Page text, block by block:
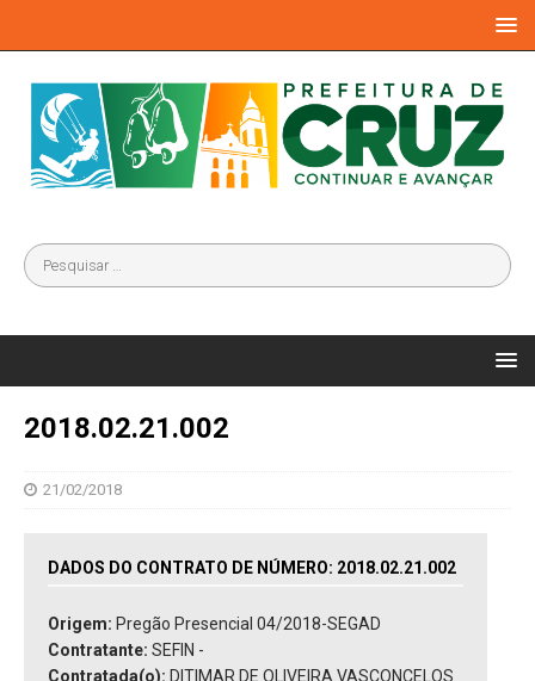
2018.02.21.002
21/02/2018
DADOS DO CONTRATO DE NÚMERO: 2018.02.21.002
Origem: Pregão Presencial 04/2018-SEGAD
Contratante: SEFIN -
Contratada(o): DITIMAR DE OLIVEIRA VASCONCELOS